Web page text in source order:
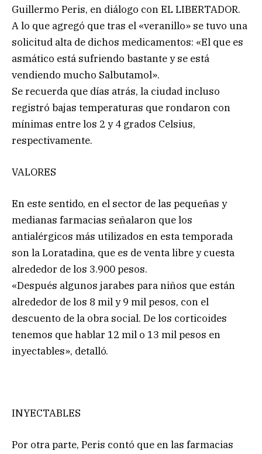
Guillermo Peris, en diálogo con EL LIBERTADOR.
A lo que agregó que tras el «veranillo» se tuvo una
solicitud alta de dichos medicamentos: «El que es
asmático está sufriendo bastante y se está
vendiendo mucho Salbutamol».
Se recuerda que días atrás, la ciudad incluso
registró bajas temperaturas que rondaron con
mínimas entre los 2 y 4 grados Celsius,
respectivamente.
VALORES
En este sentido, en el sector de las pequeñas y
medianas farmacias señalaron que los
antialérgicos más utilizados en esta temporada
son la Loratadina, que es de venta libre y cuesta
alrededor de los 3.900 pesos.
«Después algunos jarabes para niños que están
alrededor de los 8 mil y 9 mil pesos, con el
descuento de la obra social. De los corticoides
tenemos que hablar 12 mil o 13 mil pesos en
inyectables», detalló.
INYECTABLES
Por otra parte, Peris contó que en las farmacias